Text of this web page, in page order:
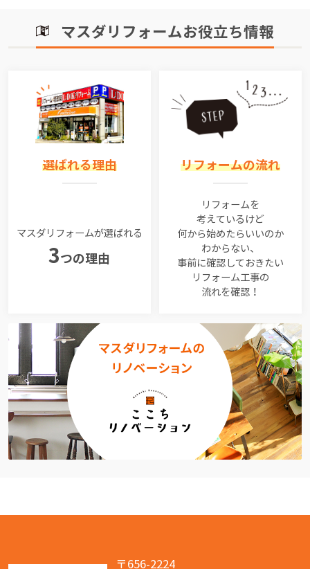
マスダリフォームお役立ち情報
選ばれる理由
マスダリフォームが選ばれる
3つの理由
リフォームの流れ
リフォームを
考えているけど
何から始めたらいいのか
わからない、
事前に確認しておきたい
リフォーム工事の
流れを確認！
〒656-2224